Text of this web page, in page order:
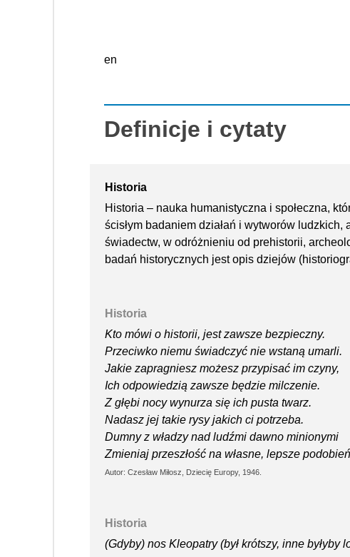
en
Definicje i cytaty
Historia
Historia – nauka humanistyczna i społeczna,
ścisłym badaniem działań i wytworów
świadectw, w odróżnieniu od prehistorii,
badań historycznych jest opis dziejów
Historia
Kto mówi o historii, jest zawsze bezpieczny.
Przeciwko niemu świadczyć nie wstaną umarli.
Jakie zapragniesz możesz przypisać im czyny,
Ich odpowiedzią zawsze będzie milczenie.
Z głębi nocy wynurza się ich pusta twarz.
Nadasz jej takie rysy jakich ci potrzeba.
Dumny z władzy nad ludźmi dawno minionymi
Zmieniaj przeszłość na własne, lepsze
Autor: Czesław Miłosz, Dziecię Europy, 1946.
Historia
(Gdyby) nos Kleopatry (był krótszy, inne byłyby